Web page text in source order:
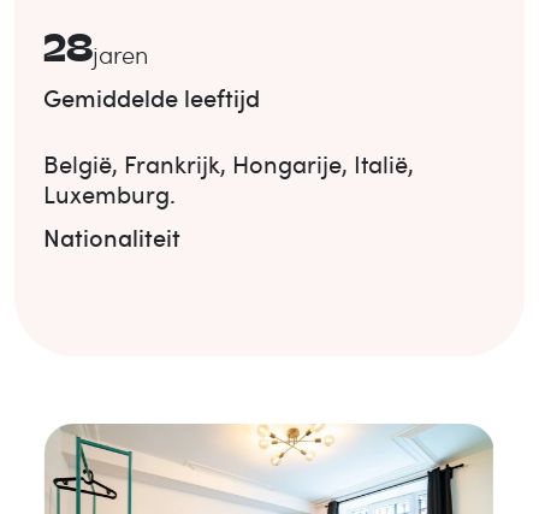
28jaren
Gemiddelde leeftijd
België, Frankrijk, Hongarije, Italië,
Luxemburg.
Nationaliteit